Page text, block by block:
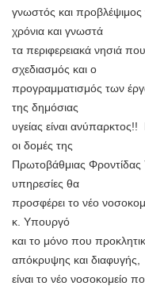
γνωστός και προβλέψιμος
χρόνια και γνωστά
τα περιφερειακά νησιά
σχεδιασμός και ο
προγραμματισμός των
της δημόσιας
υγείας είναι
οι δομές της
Πρωτοβάθμιας Φροντίδας
υπηρεσίες θα
προσφέρει το νέο
κ. Υπουργό
και το μόνο που
απόκρυψης και διαφυγής,
είναι το νέο νοσοκομείο